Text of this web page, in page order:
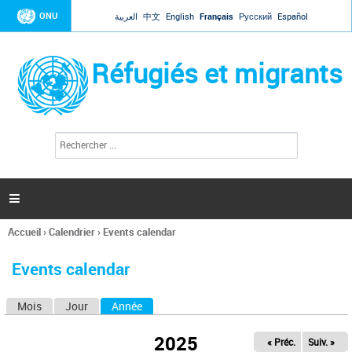
Jump to navigation
ONU العربية 中文 English Français Русский Español
Réfugiés et migrants
l
c
h
e

Vous
ici
Accueil›Calendrier› Events calendar
Events calendar
Mois Jour Année
2025 « Préc. Suiv. »